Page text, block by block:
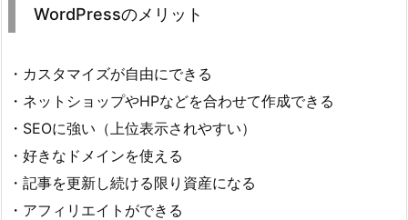
WordPressのメリット
・カスタマイズが自由にできる
・ネットショップやHPなどを合わせて作成できる
・SEOに強い（上位表示されやすい）
・好きなドメインを使える
・記事を更新し続ける限り資産になる
・アフィリエイトができる